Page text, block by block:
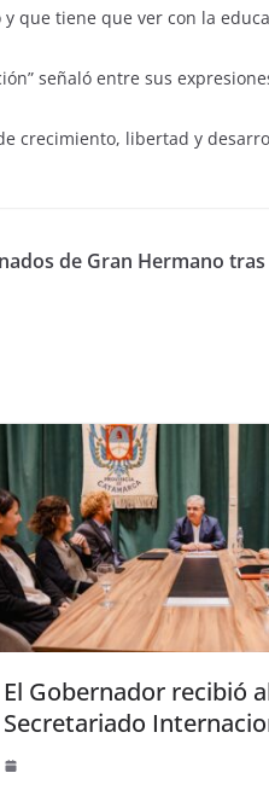
que tiene que ver con la
señaló entre sus
crecimiento, libertad y
de Gran Hermano
El Gobernador recibió
Secretariado